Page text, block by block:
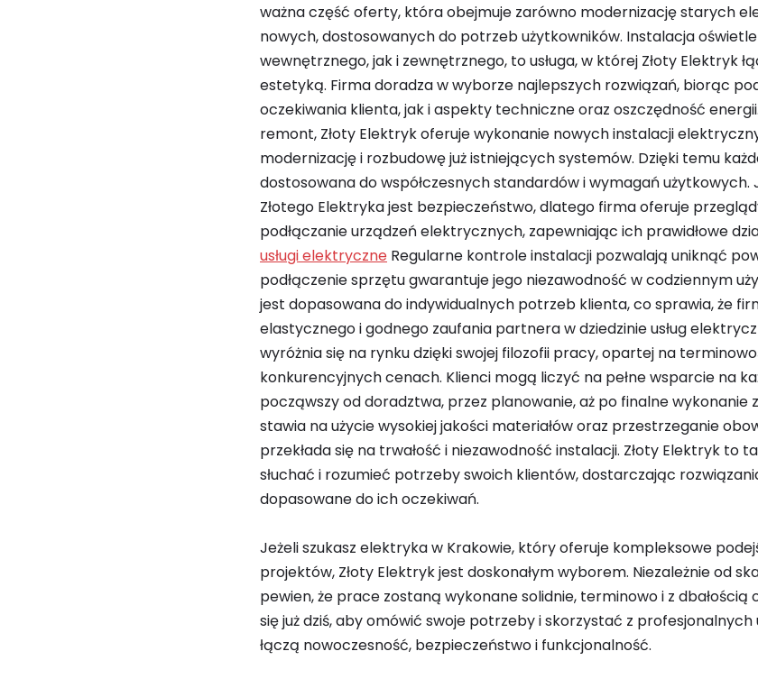
ważna część oferty, która obejmuje zarówno modernizację starych
nowych, dostosowanych do potrzeb użytkowników. Instalacja
wewnętrznego, jak i zewnętrznego, to usługa, w której Złoty Elektryk
estetyką. Firma doradza w wyborze najlepszych rozwiązań, biorąc
oczekiwania klienta, jak i aspekty techniczne oraz oszczędność
remont, Złoty Elektryk oferuje wykonanie nowych instalacji
modernizację i rozbudowę już istniejących systemów. Dzięki temu
dostosowana do współczesnych standardów i wymagań
Złotego Elektryka jest bezpieczeństwo, dlatego firma oferuje
podłączanie urządzeń elektrycznych, zapewniając ich prawidłowe
usługi elektryczne Regularne kontrole instalacji pozwalają uniknąć
podłączenie sprzętu gwarantuje jego niezawodność w codziennym
jest dopasowana do indywidualnych potrzeb klienta, co sprawia, że
elastycznego i godnego zaufania partnera w dziedzinie usług
wyróżnia się na rynku dzięki swojej filozofii pracy, opartej na
konkurencyjnych cenach. Klienci mogą liczyć na pełne wsparcie na
począwszy od doradztwa, przez planowanie, aż po finalne wykonanie
stawia na użycie wysokiej jakości materiałów oraz przestrzeganie
przekłada się na trwałość i niezawodność instalacji. Złoty Elektryk
słuchać i rozumieć potrzeby swoich klientów, dostarczając
dopasowane do ich oczekiwań.
Jeżeli szukasz elektryka w Krakowie, który oferuje kompleksowe
projektów, Złoty Elektryk jest doskonałym wyborem. Niezależnie od
pewien, że prace zostaną wykonane solidnie, terminowo i z dbałością
się już dziś, aby omówić swoje potrzeby i skorzystać z
łączą nowoczesność, bezpieczeństwo i funkcjonalność.